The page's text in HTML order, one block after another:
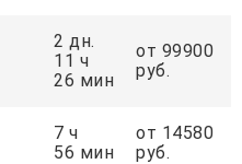
2 дн.
11 ч
26 мин
от 99900
руб.
7 ч
56 мин
от 14580
руб.